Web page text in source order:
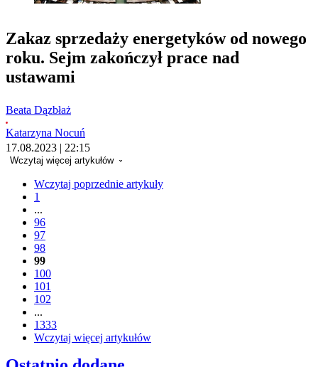
Zakaz sprzedaży energetyków od nowego
roku. Sejm zakończył prace nad
ustawami
Beata Dązbłaż
Katarzyna Nocuń
17.08.2023 | 22:15
Wczytaj więcej artykułów
Wczytaj poprzednie artykuły
1
...
96
97
98
99
100
101
102
...
1333
Wczytaj więcej artykułów